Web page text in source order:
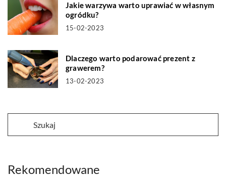
Jakie warzywa warto uprawiać w własnym
ogródku?
15-02-2023
Dlaczego warto podarować prezent z
grawerem?
13-02-2023
Rekomendowane